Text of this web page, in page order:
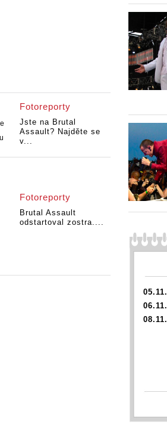
Fotoreporty
Jste na Brutal
Assault? Najděte se
v...
Fotoreporty
Brutal Assault
odstartoval zostra....
05.11.
06.11.
08.11.